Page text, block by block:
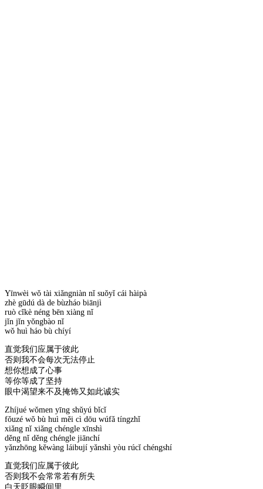
Yīnwèi wǒ tài xiǎngniàn nǐ suǒyǐ cái hàipà
zhè gūdú dà de bùzháo biānjì
ruò cǐkè néng bēn xiàng nǐ
jǐn jǐn yǒngbào nǐ
wǒ huì háo bù chíyí
直觉我们应属于彼此
否则我不会每次无法停止
想你想成了心事
等你等成了坚持
眼中渴望来不及掩饰又如此诚实
Zhíjué wǒmen yīng shǔyú bǐcǐ
fǒuzé wǒ bù huì měi cì dōu wúfǎ tíngzhǐ
xiǎng nǐ xiǎng chéngle xīnshì
děng nǐ děng chéngle jiānchí
yǎnzhōng kěwàng láibují yǎnshì yòu rúcǐ chéngshí
直觉我们应属于彼此
否则我不会常常若有所失
白天眨眼瞬间里